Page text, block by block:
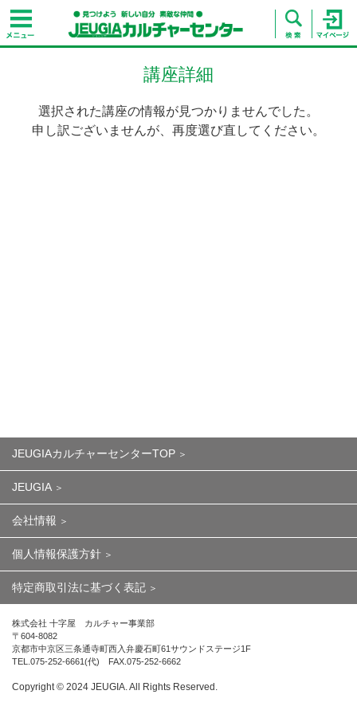
講座詳細
選択された講座の情報が見つかりませんでした。
申し訳ございませんが、再度選び直してください。
JEUGIAカルチャーセンターTOP
JEUGIA
会社情報
個人情報保護方針
特定商取引法に基づく表記
株式会社 十字屋 カルチャー事業部
〒604-8082
京都市中京区三条通寺町西入弁慶石町61サウンドステージ1F
TEL.075-252-6661(代) FAX.075-252-6662
Copyright ©︎ 2024 JEUGIA. All Rights Reserved.